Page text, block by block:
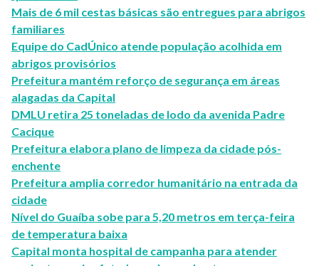
Mais de 6 mil cestas básicas são entregues para abrigos
familiares
Equipe do CadÚnico atende população acolhida em
abrigos provisórios
Prefeitura mantém reforço de segurança em áreas
alagadas da Capital
DMLU retira 25 toneladas de lodo da avenida Padre
Cacique
Prefeitura elabora plano de limpeza da cidade pós-
enchente
Prefeitura amplia corredor humanitário na entrada da
cidade
Nível do Guaíba sobe para 5,20 metros em terça-feira
de temperatura baixa
Capital monta hospital de campanha para atender